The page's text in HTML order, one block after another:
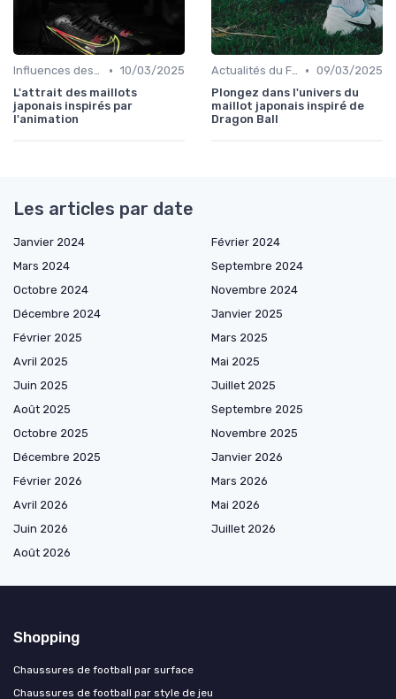
Influences des Joueurs Professionnels • 10/03/2025
L'attrait des maillots
japonais inspirés par
l'animation
Actualités du Football et Nouveautés • 09/03/2025
Plongez dans l'univers du
maillot japonais inspiré de
Dragon Ball
Les articles par date
Janvier 2024
Février 2024
Mars 2024
Septembre 2024
Octobre 2024
Novembre 2024
Décembre 2024
Janvier 2025
Février 2025
Mars 2025
Avril 2025
Mai 2025
Juin 2025
Juillet 2025
Août 2025
Septembre 2025
Octobre 2025
Novembre 2025
Décembre 2025
Janvier 2026
Février 2026
Mars 2026
Avril 2026
Mai 2026
Juin 2026
Juillet 2026
Août 2026
Shopping
Chaussures de football par surface
Chaussures de football par style de jeu